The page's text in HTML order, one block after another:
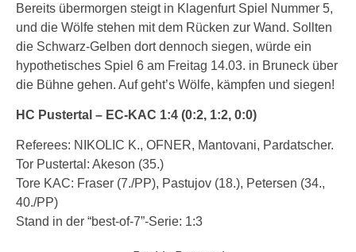
Bereits übermorgen steigt in Klagenfurt Spiel Nummer 5,
und die Wölfe stehen mit dem Rücken zur Wand. Sollten
die Schwarz-Gelben dort dennoch siegen, würde ein
hypothetisches Spiel 6 am Freitag 14.03. in Bruneck über
die Bühne gehen. Auf geht’s Wölfe, kämpfen und siegen!
HC Pustertal – EC-KAC 1:4 (0:2, 1:2, 0:0)
Referees: NIKOLIC K., OFNER, Mantovani, Pardatscher.
Tor Pustertal: Akeson (35.)
Tore KAC: Fraser (7./PP), Pastujov (18.), Petersen (34.,
40./PP)
Stand in der “best-of-7”-Serie: 1:3